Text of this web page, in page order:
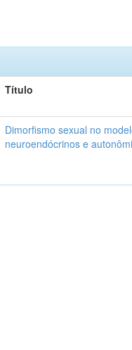
Título
Dimorfismo sexual no
neuroendócrinos e